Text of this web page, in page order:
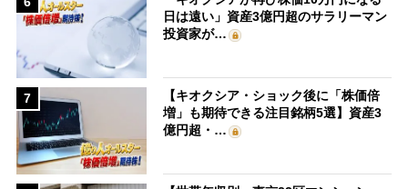
日は遠い」資産3億円超のサラリーマン
投資家が…
7
【キオクシア・ショック後に「株価倍
増」も期待できる注目銘柄5選】資産3
億円超・…